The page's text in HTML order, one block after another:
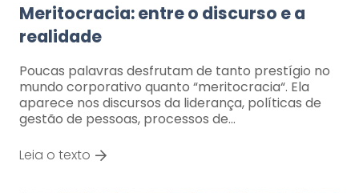
Meritocracia: entre o discurso e a
realidade
Poucas palavras desfrutam de tanto prestígio no
mundo corporativo quanto “meritocracia“. Ela
aparece nos discursos da liderança, políticas de
gestão de pessoas, processos de…
Leia o texto